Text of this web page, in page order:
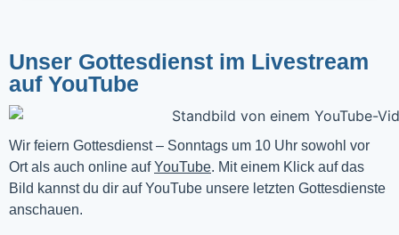
Unser Gottesdienst im Livestream
auf YouTube
Wir feiern Gottesdienst – Sonntags um 10 Uhr sowohl vor
Ort als auch online auf YouTube. Mit einem Klick auf das
Bild kannst du dir auf YouTube unsere letzten Gottesdienste
anschauen.